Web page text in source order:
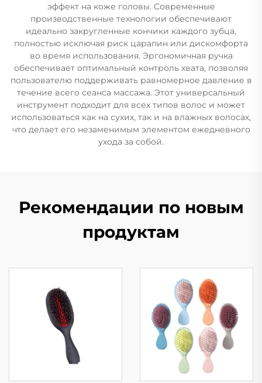
эффект на коже головы. Современные
производственные технологии обеспечивают
идеально закругленные кончики каждого зубца,
полностью исключая риск царапин или дискомфорта
во время использования. Эргономичная ручка
обеспечивает оптимальный контроль хвата, позволяя
пользователю поддерживать равномерное давление в
течение всего сеанса массажа. Этот универсальный
инструмент подходит для всех типов волос и может
использоваться как на сухих, так и на влажных волосах,
что делает его незаменимым элементом ежедневного
ухода за собой.
Рекомендации по новым
продуктам